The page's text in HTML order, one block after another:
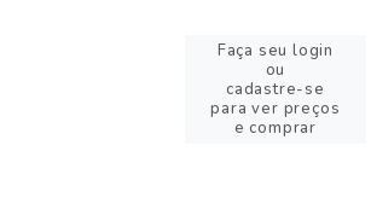
Faça seu login
ou
cadastre-se
para ver preços
e comprar